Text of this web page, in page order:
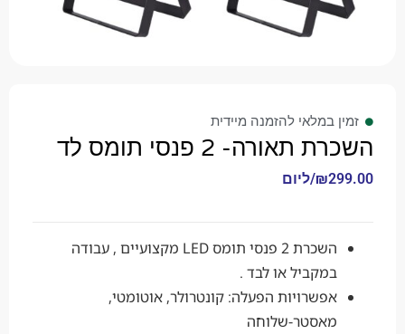
זמין במלאי להזמנה מיידית
השכרת תאורה- 2 פנסי תומס לד
₪299.00 /ליום
השכרת 2 פנסי תומס LED מקצועיים , עבודה
במקביל או לבד .
אפשרויות הפעלה: קונטרולר, אוטומטי,
מאסטר-שלוחה